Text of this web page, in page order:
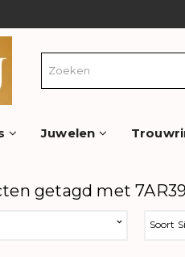
Juwelen
getagd met
Soort